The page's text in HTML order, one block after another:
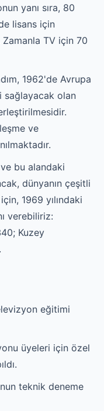
yanı sıra, 80
lisans için
TV için 70
1962'de Avrupa
sağlayacak olan
ve
ve bu alandaki
dünyanın çeşitli
1969 yılındaki
verebiliriz:
Kuzey
eğitimi
üyeleri için özel
teknik deneme